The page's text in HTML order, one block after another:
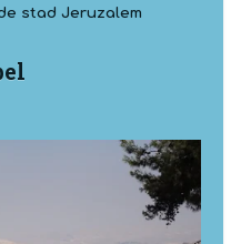
stad Jeruzalem